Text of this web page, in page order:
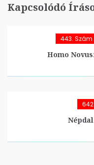
Kapcsolódó
443. Szám
Homo